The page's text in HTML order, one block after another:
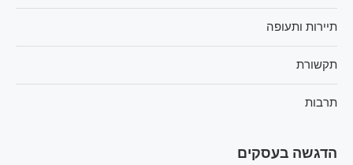
תיירות ותעופה
תקשורת
תרבות
הדגשה בעסקים